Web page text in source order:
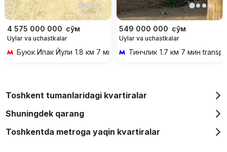
4 575 000 000 сўм
Uylar va uchastkalar
Буюк Ипак Йули 1.8 км 7 мин transportda
549 000 000 сўм
Uylar va uchastkalar
Тинчлик 1.7 км 7 мин
Toshkent tumanlaridagi kvartiralar
Shuningdek qarang
Toshkentda metroga yaqin kvartiralar